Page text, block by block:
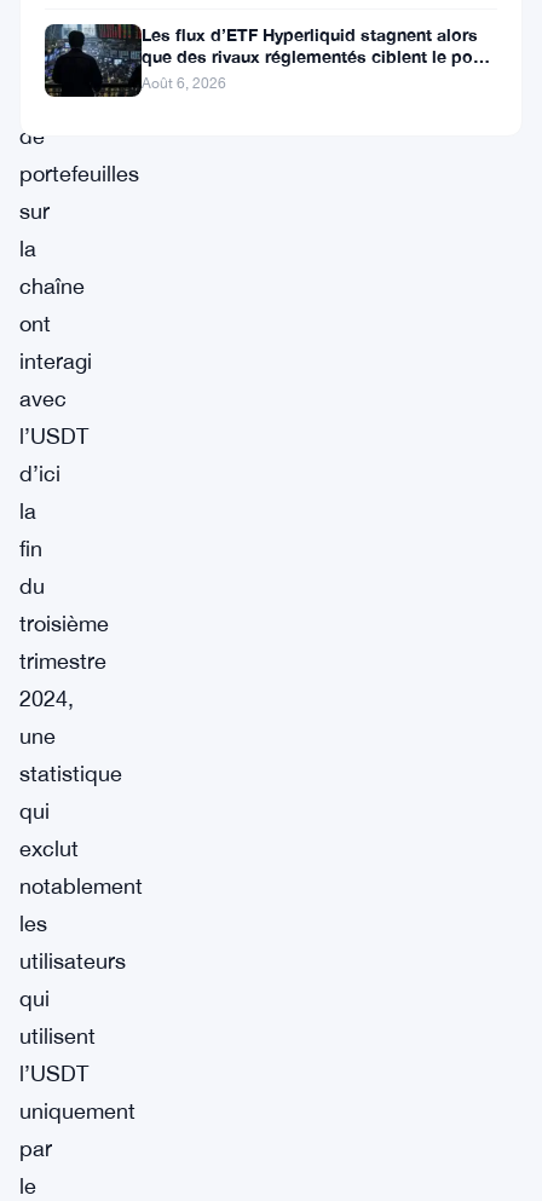
330
millions
de
portefeuilles
sur
la
chaîne
ont
interagi
avec
l’USDT
d’ici
la
fin
du
troisième
trimestre
2024,
une
statistique
qui
exclut
notablement
les
utilisateurs
qui
utilisent
l’USDT
uniquement
par
le
Les flux d’ETF Hyperliquid stagnent alors
que des rivaux réglementés ciblent le pool
de trading DeFi de 2 à 3
Août 6, 2026